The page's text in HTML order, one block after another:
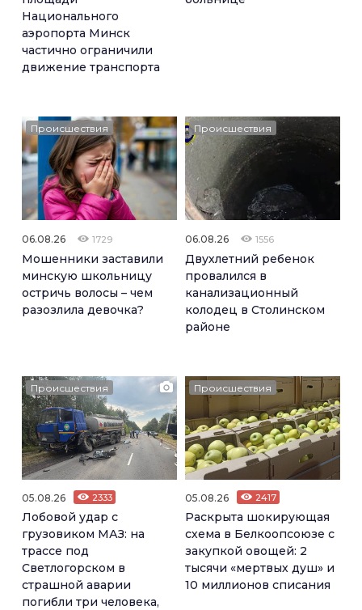
Национального
аэропорта Минск
частично ограничили
движение транспорта
Происшествия
06.08.26 1729
Мошенники заставили
минскую школьницу
остричь волосы – чем
разозлила девочка?
Происшествия
06.08.26 1556
Двухлетний ребенок
провалился в
канализационный
колодец в Столинском
районе
Происшествия
05.08.26 2333
Лобовой удар с
грузовиком МАЗ: на
трассе под
Светлогорском в
страшной аварии
погибли три человека,
Происшествия
05.08.26 2417
Раскрыта шокирующая
схема в Белкоопсоюзе с
закупкой овощей: 2
тысячи «мертвых душ» и
10 миллионов списания